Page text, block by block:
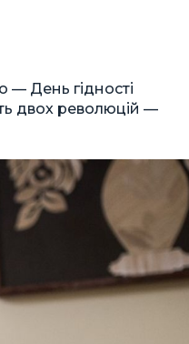
— День гідності
двох революцій —